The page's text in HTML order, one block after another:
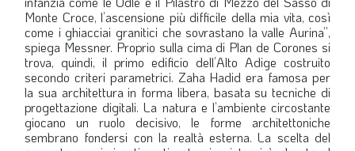
Monte Croce, l’ascensione più difficile della mia vita, così
come i ghiacciai granitici che sovrastano la valle Aurina”,
spiega Messner. Proprio sulla cima di Plan de Corones si
trova, quindi, il primo edificio dell’Alto Adige costruito
secondo criteri parametrici. Zaha Hadid era famosa per
la sua architettura in forma libera, basata su tecniche di
progettazione digitali. La natura e l’ambiente circostante
giocano un ruolo decisivo, le forme architettoniche
sembrano fondersi con la realtà esterna. La scelta del